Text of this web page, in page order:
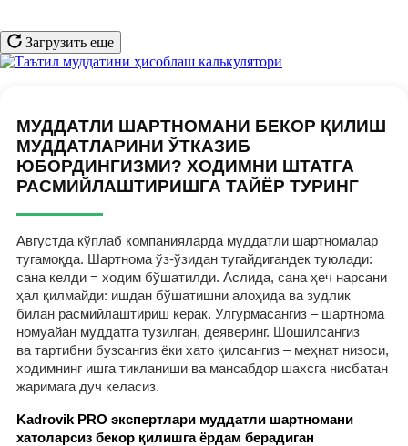
Загрузить еще
МУДДАТЛИ ШАРТНОМАНИ БЕКОР ҚИЛИШ
МУДДАТЛАРИНИ ЎТКАЗИБ
ЮБОРДИНГИЗМИ? ХОДИМНИ ШТАТГА
РАСМИЙЛАШТИРИШГА ТАЙЁР ТУРИНГ
Августда кўплаб компанияларда муддатли шартномалар
тугамоқда. Шартнома ўз-ўзидан тугайдигандек туюлади:
сана келди = ходим бўшатилди. Аслида, сана ҳеч нарсани
ҳал қилмайди: ишдан бўшатишни алоҳида ва зудлик
билан расмийлаштириш керак. Улгурмасангиз – шартнома
номуайан муддатга тузилган, деяверинг. Шошилсангиз
ва тартибни бузсангиз ёки хато қилсангиз – меҳнат низоси,
ходимнинг ишга тикланиши ва мансабдор шахсга нисбатан
жаримага дуч келасиз.
Kadrovik PRO экспертлари муддатли шартномани
хатоларсиз бекор қилишга ёрдам берадиган